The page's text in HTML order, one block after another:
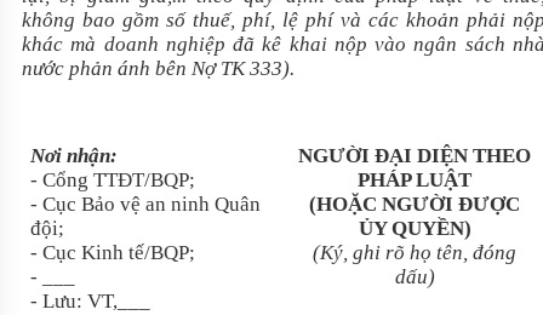
không bao gồm số thuế, phí, lệ phí và các khoản phải
khác mà doanh nghiệp đã kê khai nộp vào ngân sách
nước phản ánh bên Nợ TK 333).
Nơi nhận:
- Cổng TTĐT/BQP;
- Cục Bảo vệ an ninh Quân
đội;
- Cục Kinh tế/BQP;
-
- Lưu: VT,
NGƯỜI ĐẠI DIỆN THEO
PHÁP LUẬT
(HOẶC NGƯỜI ĐƯỢC
ỦY QUYỀN)
(Ký, ghi rõ họ tên, đóng
dấu)